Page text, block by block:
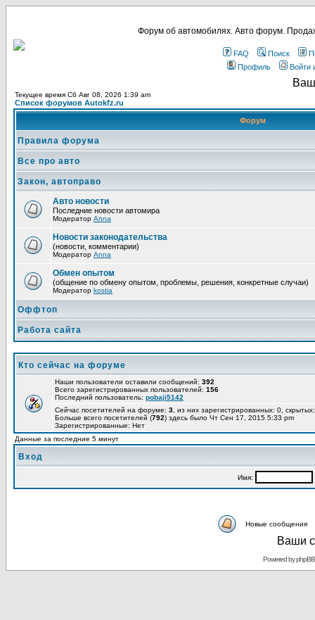
Форум об автомобилях. Авто форум.
FAQ Поиск
Профиль
Войти
Текущее время Сб Авг 08, 2026 1:39 am
Список форумов Autokfz.ru
Форум
Правила форума
Все про авто
Закон, автоправо
Авто новости
Последние новости автомира
Модератор Anna
Новости законодательства
(новости, комментарии)
Модератор Anna
Обмен опытом
(общение по обмену опытом, проблемы, решения, конкретные случаи)
Модератор kostia
Оффтоп
Работа сайта
Кто сейчас на форуме
Наши пользователи оставили сообщений: 392
Всего зарегистрированных пользователей: 156
Последний пользователь: pobaji5142
Сейчас посетителей на форуме: 3 , из них зарегистрированных: 0,
Больше всего посетителей (792) здесь было Чт Сен 17, 2015 5:33 pm
Зарегистрированные: Нет
Данные за последние 5 минут
Вход
Имя:
Новые сообщения
Ваши
Powered byphpBB